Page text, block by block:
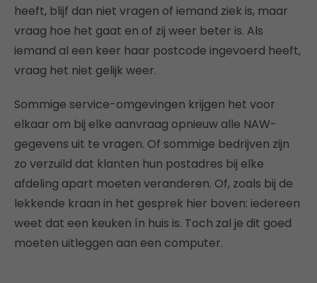
heeft, blijf dan niet vragen of iemand ziek is, maar
vraag hoe het gaat en of zij weer beter is. Als
iemand al een keer haar postcode ingevoerd heeft,
vraag het niet gelijk weer.
Sommige service-omgevingen krijgen het voor
elkaar om bij elke aanvraag opnieuw alle NAW-
gegevens uit te vragen. Of sommige bedrijven zijn
zo verzuild dat klanten hun postadres bij elke
afdeling apart moeten veranderen. Of, zoals bij de
lekkende kraan in het gesprek hier boven: iedereen
weet dat een keuken ín huis is. Toch zal je dit goed
moeten uitleggen aan een computer.